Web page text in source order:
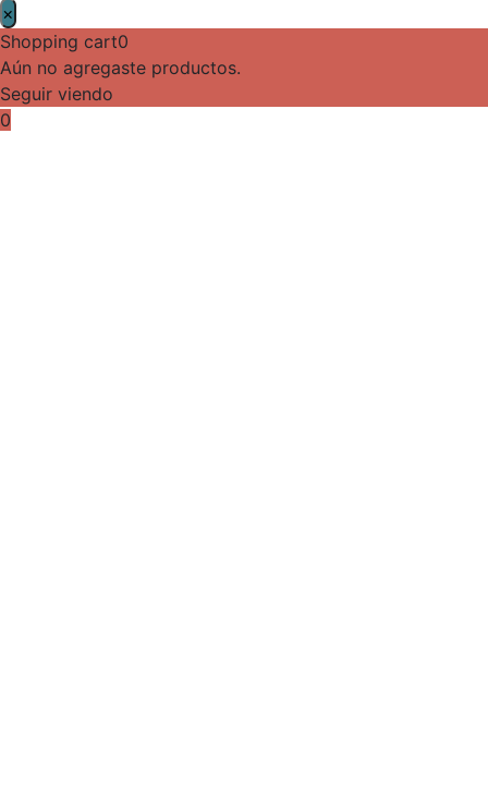
×
Shopping cart0
Aún no agregaste productos.
Seguir viendo
0